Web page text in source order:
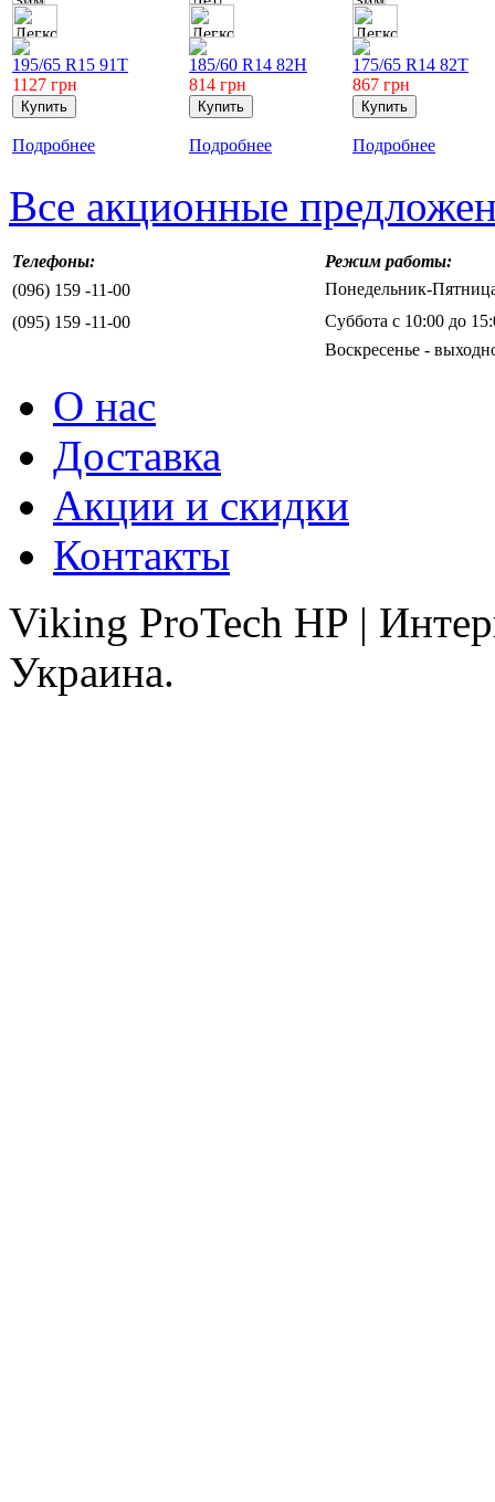
195/65 R15 91T
1127 грн
Подробнее
185/60 R14 82H
814 грн
Подробнее
175/65 R14 82T
867 грн
Подробнее
Все акционные
Телефоны:
Режим работы:
(096) 159 -11-00
Понедельник-
(095) 159 -11-00
Суббота с 10:00 до
Воскресенье -
О нас
Доставка
Акции и скидки
Контакты
Viking ProTech HP |
Украина.